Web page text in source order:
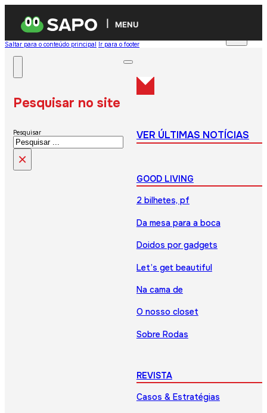
MENU
Saltar para o conteúdo principal Ir para o footer
Pesquisar no site
Pesquisar
×
VER ÚLTIMAS NOTÍCIAS
GOOD LIVING
2 bilhetes, pf
Da mesa para a boca
Doidos por gadgets
Let’s get beautiful
Na cama de
O nosso closet
Sobre Rodas
REVISTA
Casos & Estratégias